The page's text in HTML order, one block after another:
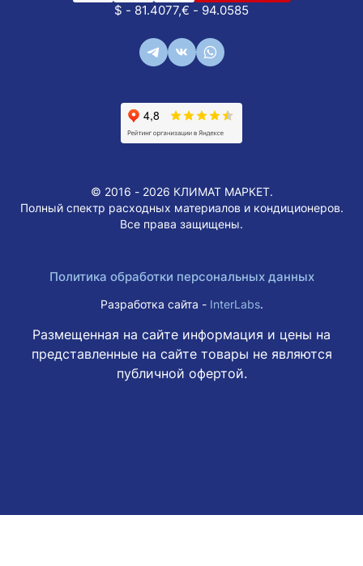
$ - 81.4077,€ - 94.0585
© 2016 - 2026 КЛИМАТ МАРКЕТ.
Полный спектр расходных материалов и кондиционеров.
Все права защищены.
Политика обработки персональных данных
Разработка сайта - InterLabs.
Размещенная на сайте информация и цены на
представленные на сайте товары не являются
публичной офертой.